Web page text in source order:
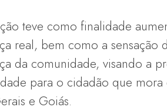
teve como finalidade
real, bem como a sensação
da comunidade, visando a
para o cidadão que mora
e Goiás.